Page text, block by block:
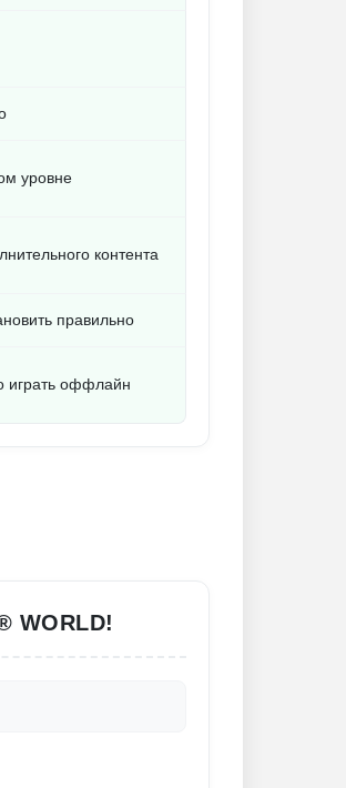
уровне
контента
правильно
играть оффлайн
WORLD!